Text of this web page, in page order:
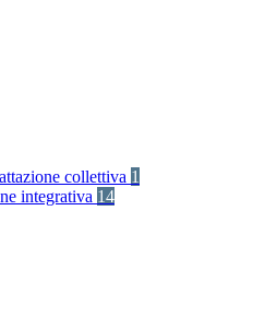
collettiva 1
integrativa 14